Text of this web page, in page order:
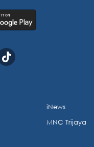
iNews
MNC Trijaya